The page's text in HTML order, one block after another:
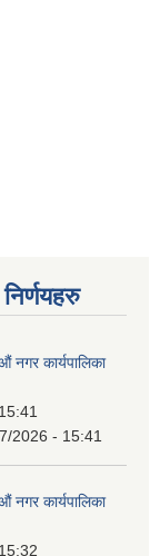
कार्यपालिका
2026 - 15:41
कार्यपालिका